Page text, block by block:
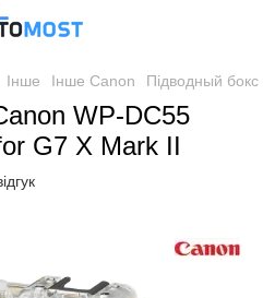
Інше Інше Canon Підводный
WP-DC55
G7 X Mark II